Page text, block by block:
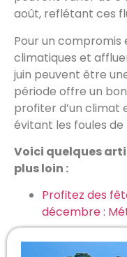
août, reflétant ces
Pour un
climatiques et
juin peuvent être
période offre un
profiter d’un climat
évitant les foules de
Voici quelques
plus loin :
Profitez des
décembre :